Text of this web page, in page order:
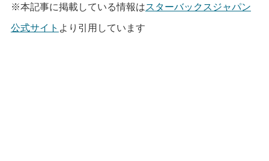
※本記事に掲載している情報はスターバックスジャパン
公式サイト より引用しています